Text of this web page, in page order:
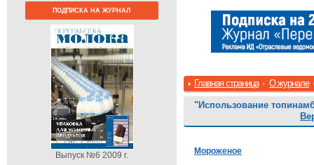
ПОДПИСКА НА ЖУРНАЛ
Выпуск №6 2009 г.
Главная страница О журнале
"Использование
Мороженое